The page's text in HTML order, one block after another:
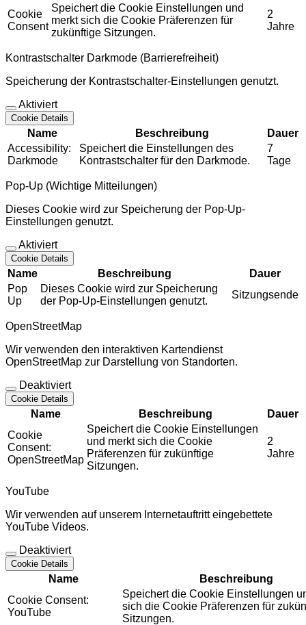
Cookie
Consent
Speichert die Cookie Einstellungen und
merkt sich die Cookie Präferenzen für
zukünftige Sitzungen.
2
Jahre
Kontrastschalter Darkmode (Barrierefreiheit)
Speicherung der Kontrastschalter-Einstellungen genutzt.
Aktiviert
Cookie Details
Name Beschreibung
Dauer
Accessibility:
Darkmode
Speichert die Einstellungen des
Kontrastschalter für den Darkmode.
7
Tage
Pop-Up (Wichtige Mitteilungen)
Dieses Cookie wird zur Speicherung der Pop-Up-
Einstellungen genutzt.
Aktiviert
Cookie Details
Name Beschreibung
Dauer
Pop
Up
Dieses Cookie wird zur Speicherung
der Pop-Up-Einstellungen genutzt.
Sitzungsende
OpenStreetMap
Wir verwenden den interaktiven Kartendienst
OpenStreetMap zur Darstellung von Standorten.
Deaktiviert
Cookie Details
Name Beschreibung
Dauer
Cookie
Consent:
OpenStreetMap
Speichert die Cookie Einstellungen
und merkt sich die Cookie
Präferenzen für zukünftige
Sitzungen.
2
Jahre
YouTube
Wir verwenden auf unserem Internetauftritt eingebettete
YouTube Videos.
Deaktiviert
Cookie Details
Name
Beschreibung
Cookie Consent:
YouTube
Speichert die Cookie Einstellungen
sich die Cookie Präferenzen für
Sitzungen.